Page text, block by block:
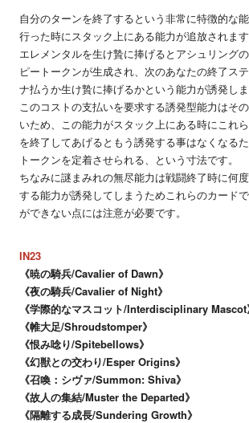
自分のターンを終了するという非常に特徴的な
行った時にスタック上にある能力が追放されます
エレメンタルを生け贄に捧げるとアシュリング
ピートークンが生成され、次のあなたの終了ス
ナ払うか生け贄に捧げるかという能力が誘発しま
このコストの支払いを要求する誘発型能力はそ
いため、この能力がスタック上にある時にこれ
を終了してあげるともう誘発する事はなくなる
トークンを定着させられる、という寸法です。
ちなみに謎まみれの無尽能力は戦闘終了時に何
する能力が誘発してしまうためこれらのカード
ができない点には注意が必要です。
IN23
《暁の騎兵/Cavalier of Dawn》
《夜の騎兵/Cavalier of Night》
《学際的なマスコット/Interdisciplinary Mascot
《帷大足/Shroudstomper》
《恨み唸り/Spitebellows》
《幻獣との交わり/Esper Origins》
《召喚：シヴァ/Summon: Shiva》
《故人の集結/Muster the Departed》
《隔離する成長/Sundering Growth》